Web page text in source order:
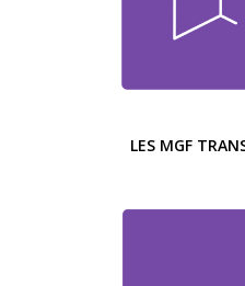
LES MGF